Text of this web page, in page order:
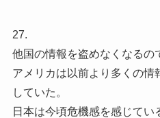
27.
他国の情報を盗めなくなるの
アメリカは以前より多くの情
していた。
日本は今頃危機感を感じてい